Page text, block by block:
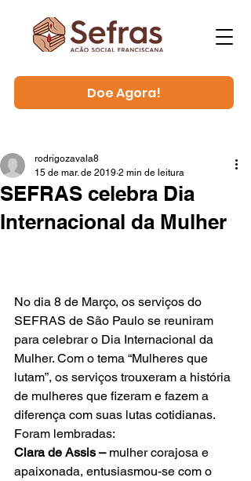
Doe Agora!
SEFRAS celebra Dia
Internacional da Mulher
rodrigozavala8
15 de mar. de 2019 2 min de leitura
No dia 8 de Março, os serviços do
SEFRAS de São Paulo se reuniram
para celebrar o Dia Internacional da
Mulher. Com o tema “Mulheres que
lutam”, os serviços trouxeram a história
de mulheres que fizeram e fazem a
diferença com suas lutas cotidianas.
Foram lembradas:
Clara de Assis – mulher corajosa e
apaixonada, entusiasmou-se com o